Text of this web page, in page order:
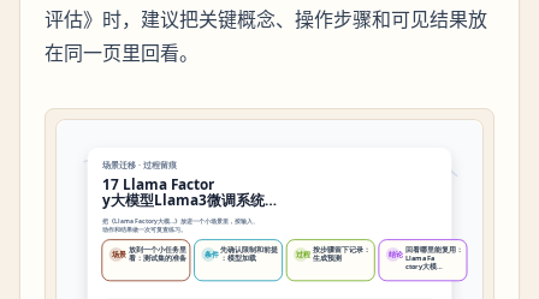
评估》时，建议把关键概念、操作步骤和可见结果放
在同一页里回看。